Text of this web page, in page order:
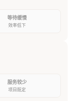
等待缓慢
效率低下
服务较少
项目既定